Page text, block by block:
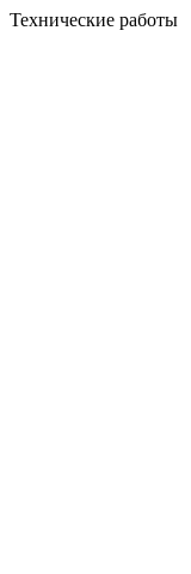
Технические работы